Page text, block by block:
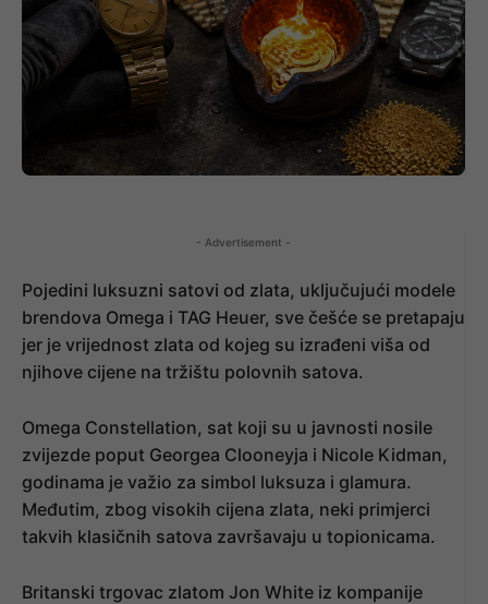
- Advertisement -
Pojedini luksuzni satovi od zlata, uključujući modele
brendova Omega i TAG Heuer, sve češće se pretapaju
jer je vrijednost zlata od kojeg su izrađeni viša od
njihove cijene na tržištu polovnih satova.
Omega Constellation, sat koji su u javnosti nosile
zvijezde poput Georgea Clooneyja i Nicole Kidman,
godinama je važio za simbol luksuza i glamura.
Međutim, zbog visokih cijena zlata, neki primjerci
takvih klasičnih satova završavaju u topionicama.
Britanski trgovac zlatom Jon White iz kompanije